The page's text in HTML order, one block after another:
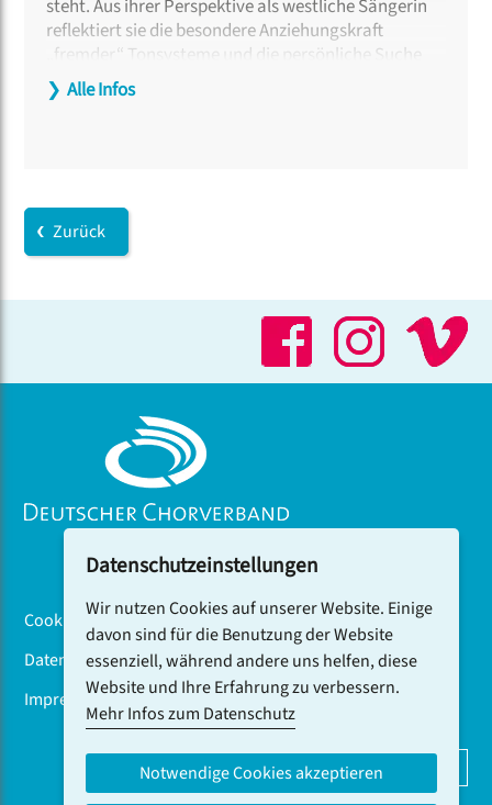
steht. Aus ihrer Perspektive als westliche Sängerin
reflektiert sie die besondere Anziehungskraft
„fremder“ Tonsysteme und die persönliche Suche
nach musikalischer Heimat. Sie setzt sich
leidenschaftlich mit der Frage auseinander, wie
❯ Alle Infos
Zurück
Cookiebanner
Datenschutz
Impressum
DCV-NEWSLETTER ABONNIEREN
Datenschutzeinstellungen
Wir nutzen Cookies auf unserer Website. Einige
davon sind für die Benutzung der Website
essenziell, während andere uns helfen, diese
Website und Ihre Erfahrung zu verbessern.
Mehr Infos zum Datenschutz
Notwendige Cookies akzeptieren